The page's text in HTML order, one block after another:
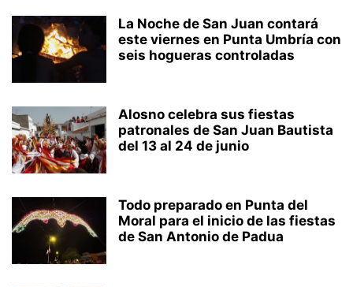
La Noche de San Juan contará
este viernes en Punta Umbría con
seis hogueras controladas
Alosno celebra sus fiestas
patronales de San Juan Bautista
del 13 al 24 de junio
Todo preparado en Punta del
Moral para el inicio de las fiestas
de San Antonio de Padua